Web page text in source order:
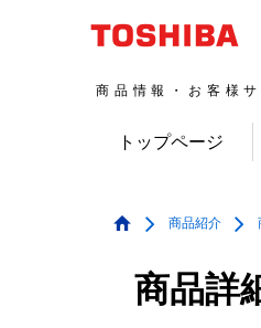
商品情報・お客様サ
トップページ
商品紹介
商品詳